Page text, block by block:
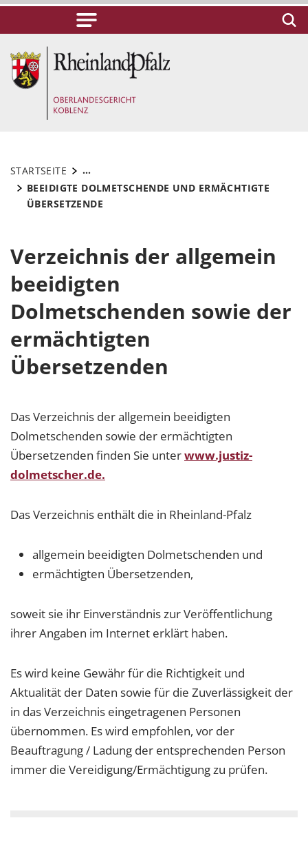
STARTSEITE
...
BEEIDIGTE DOLMETSCHENDE UND ERMÄCHTIGTE
ÜBERSETZENDE
Verzeichnis der allgemein
beeidigten
Dolmetschenden sowie der
ermächtigten
Übersetzenden
Das Verzeichnis der allgemein beeidigten
Dolmetschenden sowie der ermächtigten
Übersetzenden finden Sie unterwww.justiz-
dolmetscher.de.
Das Verzeichnis enthält die in Rheinland-Pfalz
allgemein beeidigten Dolmetschenden und
ermächtigten Übersetzenden,
soweit sie ihr Einverständnis zur Veröffentlichung
ihrer Angaben im Internet erklärt haben.
Es wird keine Gewähr für die Richtigkeit und
Aktualität der Daten sowie für die Zuverlässigkeit der
in das Verzeichnis eingetragenen Personen
übernommen. Es wird empfohlen, vor der
Beauftragung / Ladung der entsprechenden Person
immer die Vereidigung/Ermächtigung zu prüfen.